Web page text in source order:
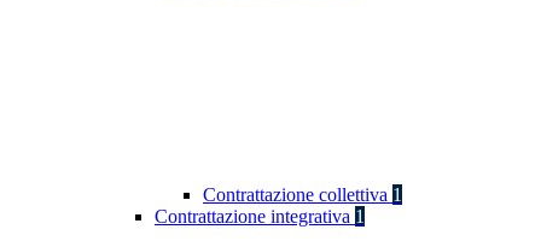
Contrattazione collettiva 1
Contrattazione integrativa 1